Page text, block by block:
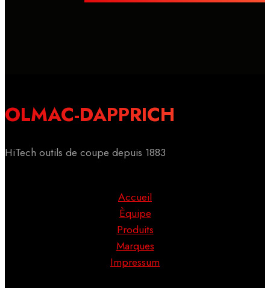
OLMAC-DAPPRICH
HiTech outils de coupe depuis 1883
Accueil
Èquipe
Produits
Marques
Impressum